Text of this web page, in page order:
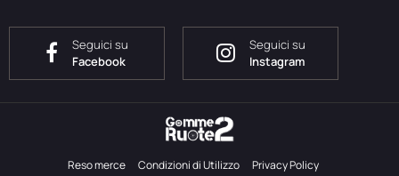
Seguici su
Facebook
Seguici su
Instagram
Reso merce Condizioni di Utilizzo Privacy Policy